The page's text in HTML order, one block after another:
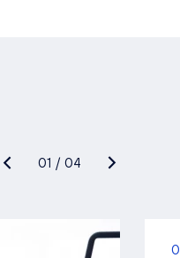
01 / 04